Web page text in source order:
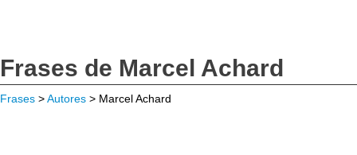
Frases de Marcel Achard
Frases >Autores > Marcel Achard